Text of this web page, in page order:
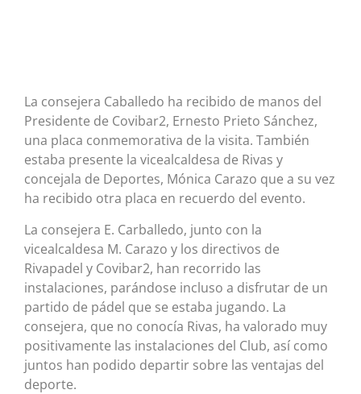
La consejera Caballedo ha recibido de manos del
Presidente de Covibar2, Ernesto Prieto Sánchez,
una placa conmemorativa de la visita. También
estaba presente la vicealcaldesa de Rivas y
concejala de Deportes, Mónica Carazo que a su vez
ha recibido otra placa en recuerdo del evento.
La consejera E. Carballedo, junto con la
vicealcaldesa M. Carazo y los directivos de
Rivapadel y Covibar2, han recorrido las
instalaciones, parándose incluso a disfrutar de un
partido de pádel que se estaba jugando. La
consejera, que no conocía Rivas, ha valorado muy
positivamente las instalaciones del Club, así como
juntos han podido departir sobre las ventajas del
deporte.